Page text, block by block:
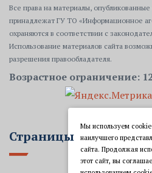
Все права на материалы,
принадлежат ГУ ТО «Информационное
охраняются в соответствии с
Использование материалов сайта
разрешения правообладателя.
Возрастное ограничение:
Страницы
Мы используем
наилучшего
сайта. Продолжая
этот сайт, вы